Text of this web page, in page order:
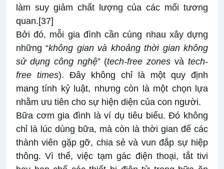
làm suy giảm chất lượng của các mối tương
quan.[37]
Bởi đó, mỗi gia đình cần cùng nhau xây dựng
những “không gian và khoảng thời gian không
sử dụng công nghệ” (tech-free zones vàtech-
free times). Đây không chỉ là một quy định
mang tính kỷ luật, nhưng còn là một chọn lựa
nhằm ưu tiên cho sự hiện diện của con người.
Bữa cơm gia đình là ví dụ tiêu biểu. Đó không
chỉ là lúc dùng bữa, mà còn là thời gian để các
thành viên gặp gỡ, chia sẻ và vun đắp sự hiệp
thông. Vì thế, việc tạm gác điện thoại, tắt tivi